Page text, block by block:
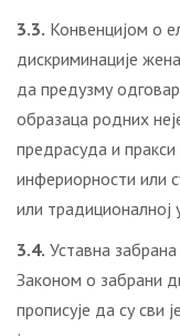
3.3. Конвенцијом о
дискриминације жена
да предузму
образаца родних
предрасуда и
инфериорности или
или
3.4. Уставна
Законом о забрани
прописује да су сви